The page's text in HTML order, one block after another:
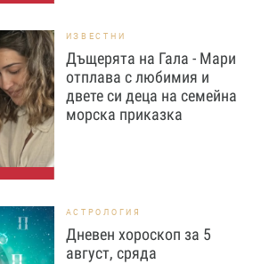
ИЗВЕСТНИ
Дъщерята на Гала - Мари
отплава с любимия и
двете си деца на семейна
морска приказка
АСТРОЛОГИЯ
Дневен хороскоп за 5
август, сряда